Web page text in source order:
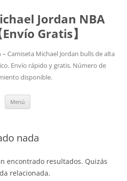
Jordan NBA
Gratis】
Camiseta Michael Jordan bulls de alta
Envío rápido y gratis. Número de
disponible.
Menú
nada
encontrado resultados. Quizás
relacionada.